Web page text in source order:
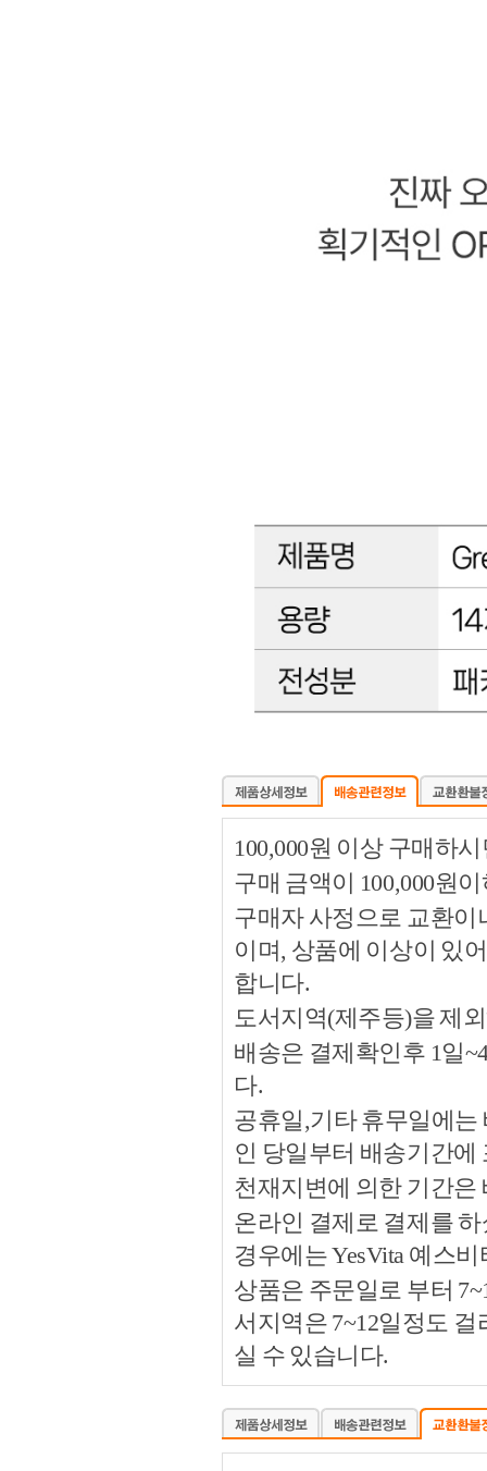
100,000원 이상 구매하
구매 금액이 100,000원
구매자 사정으로 교환이
이며, 상품에 이상이 있
합니다.
도서지역(제주등)을 제
배송은 결제확인후 1일
다.
공휴일,기타 휴무일에
인 당일부터 배송기간에
천재지변에 의한 기간
온라인 결제로 결제를
경우에는 YesVita 예스
상품은 주문일로 부터
서지역은 7~12일정도
실 수 있습니다.